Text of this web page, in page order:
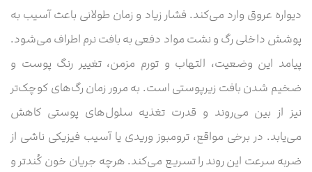
دیواره عروق وارد می‌کند. فشار زیاد و زمان طولانی باعث آسیب به
پوشش داخلی رگ و نشت مواد دفعی به بافت نرم اطراف می‌شود.
پیامد این وضعیت، التهاب و تورم مزمن، تغییر رنگ پوست و
ضخیم شدن بافت زیرپوستی است. به مرور زمان رگ‌های کوچک‌تر
نیز از بین می‌روند و قدرت تغذیه سلول‌های پوستی کاهش
می‌یابد. در برخی مواقع، ترومبوز وریدی یا آسیب فیزیکی ناشی از
ضربه سرعت این روند را تسریع می‌کند. هرچه جریان خون کُندتر و